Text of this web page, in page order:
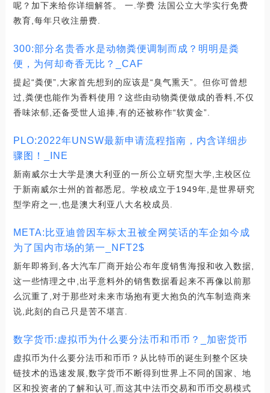
呢？加下来给你详细解答。 一.学费 法国公立大学实行免费
教育,每年只收注册费.
300:部分名贵香水是动物粪便调制而成？明明是粪
便，为何却奇香无比？_CAF
提起“粪便”,大家首先想到的应该是“臭气熏天”。但你可曾想
过,粪便也能作为香料使用？这些由动物粪便做成的香料,不仅
香味浓郁,还备受世人追捧,有的还被称作“软黄金”.
PLO:2022年UNSW最新申请流程指南，内含详细步
骤图！_INE
新南威尔士大学是澳大利亚的一所公立研究型大学,主校区位
于新南威尔士州的首都悉尼。学校成立于1949年,是世界研究
型学府之一,也是澳大利亚八大名校成员.
META:比亚迪曾因车标太丑被全网笑话的车企如今成
为了国内市场的第一_NFT2$
新年即将到,各大汽车厂商开始公布年度销售海报和收入数据,
这一些情理之中,出乎意料外的销售数据看起来不再像以前那
么沉重了,对于那些对未来市场抱有更大抱负的汽车制造商来
说,此刻的自己只是苦不堪言.
数字货币:虚拟币为什么要分法币和币币？_加密货币
虚拟币为什么要分法币和币币？从比特币的诞生到整个区块
链技术的迅速发展,数字货币不断得到世界上不同的国家、地
区和投资者的了解和认可,而这其中法币交易和币币交易模式